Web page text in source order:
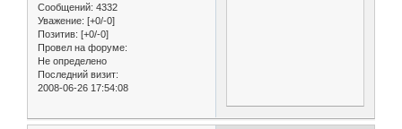
Сообщений: 4332
Уважение: [+0/-0]
Позитив: [+0/-0]
Провел на форуме:
Не определено
Последний визит:
2008-06-26 17:54:08